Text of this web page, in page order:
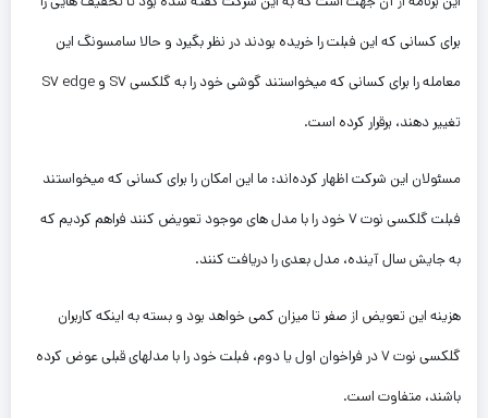
برای کسانی که این فبلت را خریده بودند در نظر بگیرد و حالا سامسونگ این
معامله را برای کسانی که میخواستند گوشی خود را به گلکسی S۷ و S۷ edge
تغییر دهند، برقرار کرده است.
مسئولان این شرکت اظهار کرده‌اند: ما این امکان را برای کسانی که میخواستند
فبلت گلکسی نوت ۷ خود را با مدل های موجود تعویض کنند فراهم کردیم که
به جایش سال آینده، مدل بعدی را دریافت کنند.
هزینه این تعویض از صفر تا میزان کمی خواهد بود و بسته به اینکه کاربران
گلکسی نوت ۷ در فراخوان اول یا دوم، فبلت خود را با مدلهای قبلی عوض کرده
باشند، متفاوت است.